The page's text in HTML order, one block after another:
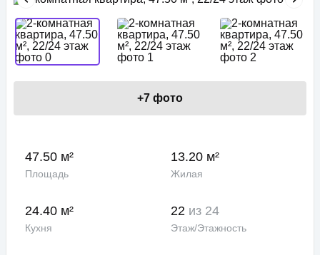
+7 фото
47.50 м²
Площадь
13.20 м²
Жилая
24.40 м²
Кухня
22 из 24
Этаж/Этажность